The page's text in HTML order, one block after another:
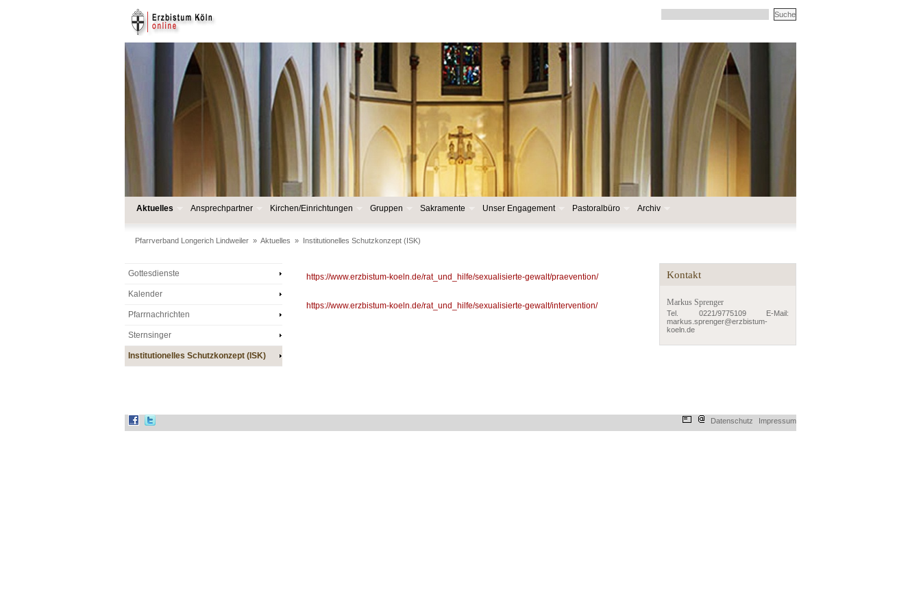
Aktuelles Ansprechpartner Kirchen/Einrichtungen Gruppen Sakramente Unser Engagement Pastoralbüro Archiv
Pfarrverband Longerich Lindweiler » Aktuelles » Institutionelles Schutzkonzept (ISK)
Gottesdienste
Kalender
Pfarrnachrichten
Sternsinger
Institutionelles Schutzkonzept (ISK)
Kontakt
Markus Sprenger
Tel. 0221/9775109 E-Mail:
markus.sprenger@erzbistum-
koeln.de
https://www.erzbistum-koeln.de/rat_und_hilfe/sexualisierte-gewalt/praevention/
https://www.erzbistum-koeln.de/rat_und_hilfe/sexualisierte-gewalt/intervention/
Datenschutz Impressum